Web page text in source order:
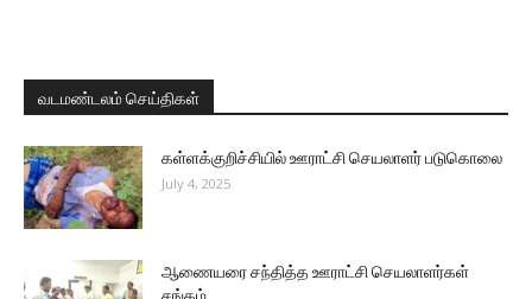
வடமண்டலம் செய்திகள்
கள்ளக்குறிச்சியில் ஊராட்சி செயலாளர் படுகொலை
July 4, 2025
ஆணையரை சந்தித்த ஊராட்சி செயலாளர்கள்
சங்கம்